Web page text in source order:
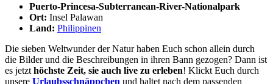
Puerto-Princesa-Subterranean-River-Nationalpark
Ort: Insel Palawan
Land: Philippinen
Die sieben Weltwunder der Natur haben Euch schon allein durch
die Bilder und die Beschreibungen in ihren Bann gezogen? Dann ist
es jetzt höchste Zeit, sie auch live zu erleben! Klickt Euch durch
unsere Urlaubsschnäppchen und haltet nach dem passenden